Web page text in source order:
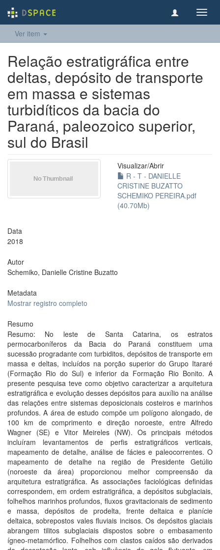
Ver item
Relação estratigráfica entre
deltas, depósito de transporte
em massa e sistemas
turbidíticos da bacia do
Paraná, paleozoico superior,
sul do Brasil
Visualizar/Abrir
R - T - DANIELLE
CRISTINE BUZATTO
SCHEMIKO PEREIRA.pdf
(40.70Mb)
Data
2018
Autor
Schemiko, Danielle Cristine Buzatto
Metadata
Mostrar registro completo
Resumo
Resumo: No leste de Santa Catarina, os estratos
permocarboníferos da Bacia do Paraná constituem uma
sucessão progradante com turbiditos, depósitos de transporte em
massa e deltas, incluídos na porção superior do Grupo Itararé
(Formação Rio do Sul) e inferior da Formação Rio Bonito. A
presente pesquisa teve como objetivo caracterizar a arquitetura
estratigráfica e evolução desses depósitos para auxílio na análise
das relações entre sistemas deposicionais costeiros e marinhos
profundos. A área de estudo compõe um polígono alongado, de
100 km de comprimento e direção noroeste, entre Alfredo
Wagner (SE) e Vitor Meireles (NW). Os principais métodos
incluíram levantamentos de perfis estratigráficos verticais,
mapeamento de detalhe, análise de fácies e paleocorrentes. O
mapeamento de detalhe na região de Presidente Getúlio
(noroeste da área) proporcionou melhor compreensão da
arquitetura estratigráfica. As associações faciológicas definidas
correspondem, em ordem estratigráfica, a depósitos subglaciais,
folhelhos marinhos profundos, fluxos gravitacionais de sedimento
e massa, depósitos de prodelta, frente deltaica e planície
deltaica, sobrepostos vales fluviais incisos. Os depósitos glaciais
abrangem tilitos subglaciais dispostos sobre o embasamento
ígneo-metamórfico. Folhelhos com clastos caídos são derivados